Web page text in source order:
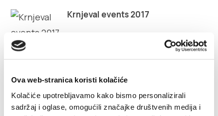
Ova web-stranica koristi kolačiće
Kolačiće upotrebljavamo kako bismo personalizirali
sadržaj i oglase, omogućili značajke društvenih medija i
Rendeltetési hely
Mit kell tenni?
Multimédia
Krnjeval events 2017